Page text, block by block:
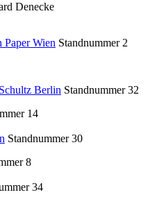
Denecke
Paper Wien Standnummer 2
Berlin Standnummer 32
14
Standnummer 30
8
34